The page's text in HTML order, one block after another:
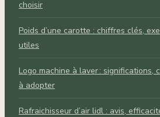
choisir
Poids d’une carotte : chiffres clés,
utiles
Logo machine à laver : significations,
à adopter
Rafraichisseur d’air lidl : avis,